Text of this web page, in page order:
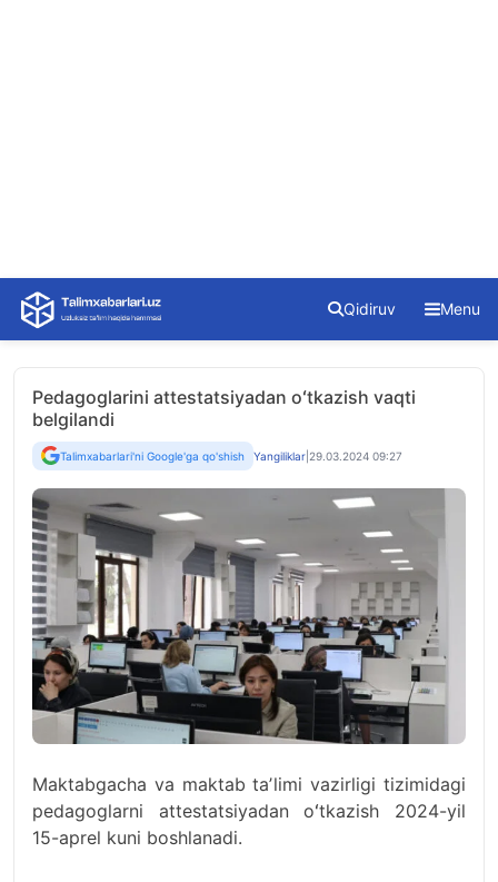
Skip
content
Qidiruv Menu
Pedagoglarini attestatsiyadan oʻtkazish vaqti
belgilandi
Talimxabarlari'ni Google'ga qo'shish Yangiliklar 29.03.2024 09:27
Maktabgacha va maktab taʼlimi vazirligi tizimidagi
pedagoglarni attestatsiyadan oʻtkazish 2024-yil
15-aprel kuni boshlanadi.